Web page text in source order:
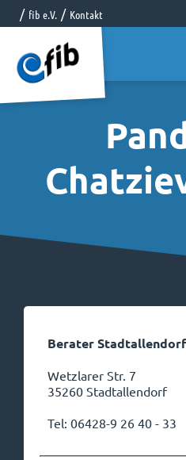
fib e.V. Kontakt
Berater Stadtallendorf
Wetzlarer Str. 7
35260 Stadtallendorf
Tel: 06428-9 26 40 - 33